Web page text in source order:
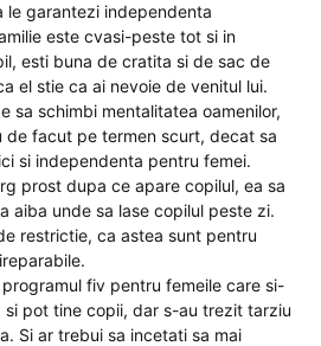
le garantezi independenta
este cvasi-peste tot si in
esti buna de cratita si de sac de
el stie ca ai nevoie de venitul lui.
sa schimbi mentalitatea oamenilor,
de facut pe termen scurt, decat sa
si independenta pentru femei.
prost dupa ce apare copilul, ea sa
aiba unde sa lase copilul peste zi.
restrictie, ca astea sunt pentru
fiv pentru femeile care si-
pot tine copii, dar s-au trezit tarziu
Si ar trebui sa incetati sa mai